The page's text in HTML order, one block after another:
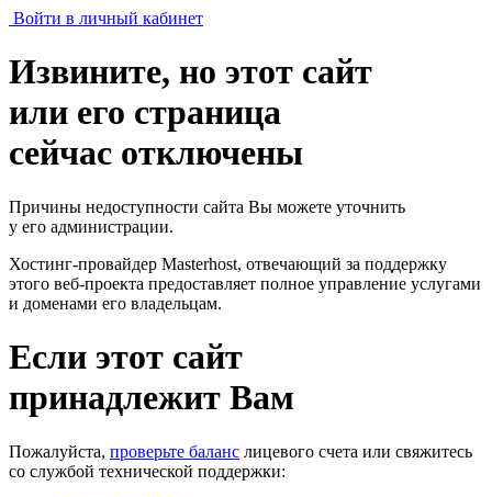
Войти в личный кабинет
Извините, но этот сайт
или его страница
сейчас отключены
Причины недоступности сайта Вы можете уточнить
у его администрации.
Хостинг-провайдер Masterhost, отвечающий за поддержку
этого веб-проекта предоставляет полное управление услугами
и доменами его владельцам.
Если этот сайт
принадлежит Вам
Пожалуйста, проверьте баланс лицевого счета или свяжитесь
со службой технической поддержки: